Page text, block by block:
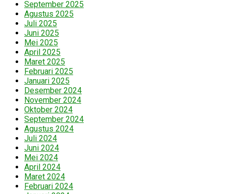
September 2025
Agustus 2025
Juli 2025
Juni 2025
Mei 2025
April 2025
Maret 2025
Februari 2025
Januari 2025
Desember 2024
November 2024
Oktober 2024
September 2024
Agustus 2024
Juli 2024
Juni 2024
Mei 2024
April 2024
Maret 2024
Februari 2024